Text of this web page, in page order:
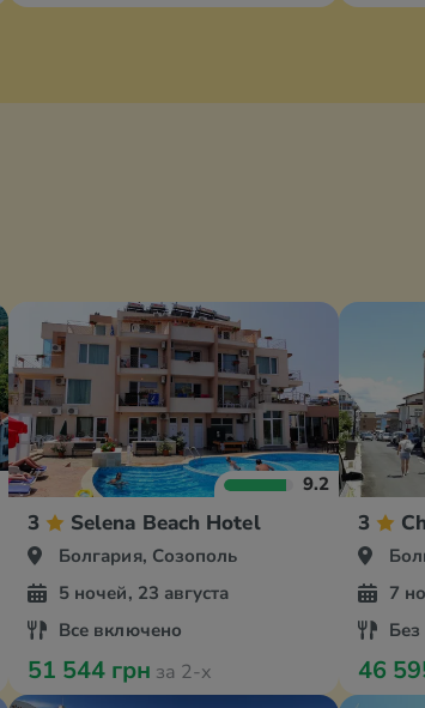
9.2
3 Selena Beach Hotel
Болгария, Созополь
5 ночей, 23 августа
Все включено
51 544 грн за 2-х
3
7
46